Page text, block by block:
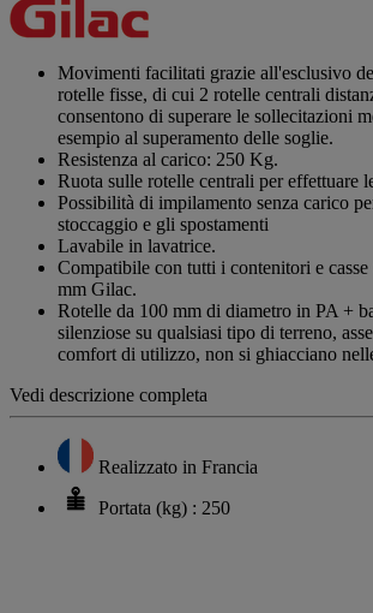
valutazione
Stesso
pagina.
Movimenti facilitati grazie all'esclusivo
rotelle fisse, di cui 2 rotelle centrali
consentono di superare le sollecitazioni
esempio al superamento delle soglie.
Resistenza al carico: 250 Kg.
Ruota sulle rotelle centrali per effettuare
Possibilità di impilamento senza carico
stoccaggio e gli spostamenti
Lavabile in lavatrice.
Compatibile con tutti i contenitori e
mm Gilac.
Rotelle da 100 mm di diametro in PA +
silenziose su qualsiasi tipo di terreno,
comfort di utilizzo, non si ghiacciano
Vedi descrizione completa
Realizzato in Francia
Portata (kg) : 250